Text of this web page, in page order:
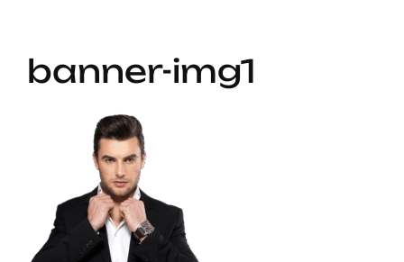
banner-img1